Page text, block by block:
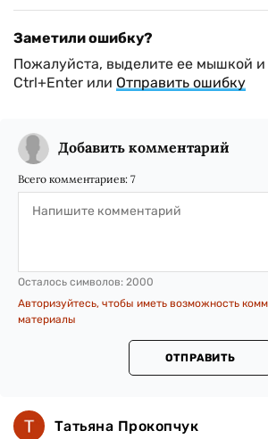
Заметили ошибку?
Пожалуйста, выделите ее мышкой
Ctrl+Enter или Отправить ошибку
Добавить комментарий
Всего комментариев: 7
Осталось символов: 2000
Авторизуйтесь, чтобы иметь возможность
материалы
ОТПРАВИТЬ
Татьяна Прокопчук